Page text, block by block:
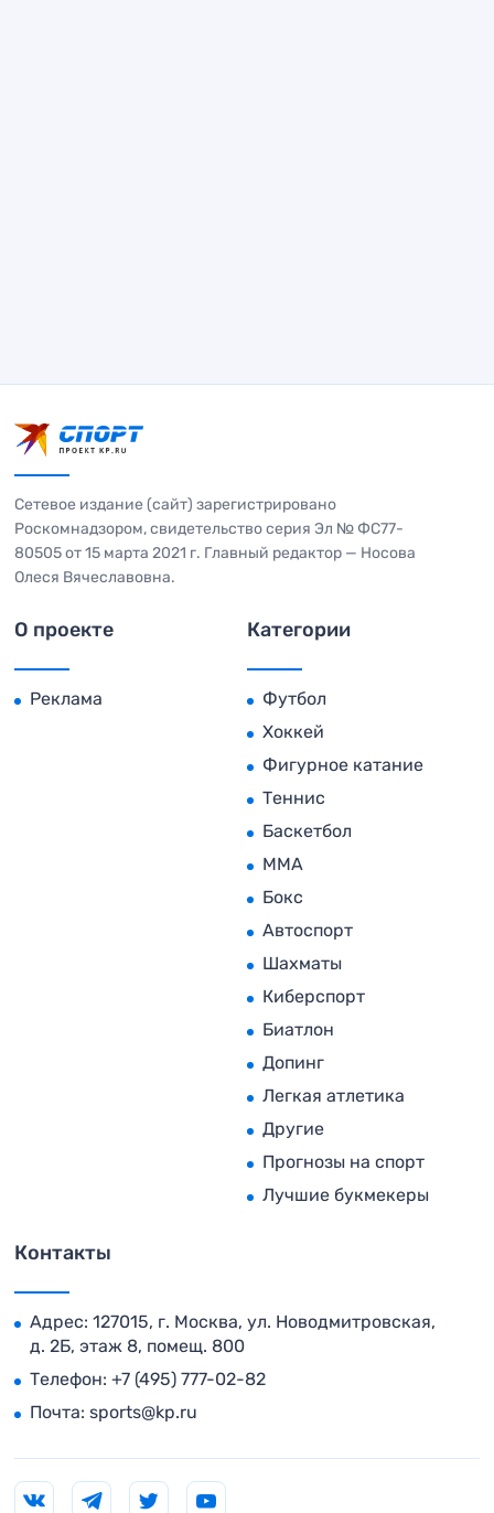
Сетевое издание (сайт) зарегистрировано
Роскомнадзором, свидетельство серия Эл № ФС77-
80505 от 15 марта 2021 г. Главный редактор — Носова
Олеся Вячеславовна.
О проекте
Реклама
Категории
Футбол
Хоккей
Фигурное катание
Теннис
Баскетбол
MMA
Бокс
Автоспорт
Шахматы
Киберспорт
Биатлон
Допинг
Легкая атлетика
Другие
Прогнозы на спорт
Лучшие букмекеры
Контакты
Адрес: 127015, г. Москва, ул. Новодмитровская,
д. 2Б, этаж 8, помещ. 800
Телефон: +7 (495) 777-02-82
Почта: sports@kp.ru